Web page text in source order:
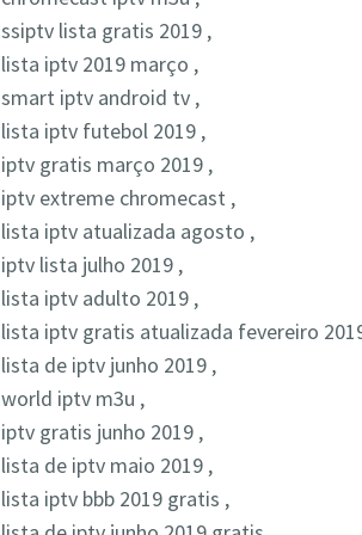
ssiptv lista gratis 2019 ,
lista iptv 2019 março ,
smart iptv android tv ,
lista iptv futebol 2019 ,
iptv gratis março 2019 ,
iptv extreme chromecast ,
lista iptv atualizada agosto ,
iptv lista julho 2019 ,
lista iptv adulto 2019 ,
lista iptv gratis atualizada fevereiro
lista de iptv junho 2019 ,
world iptv m3u ,
iptv gratis junho 2019 ,
lista de iptv maio 2019 ,
lista iptv bbb 2019 gratis ,